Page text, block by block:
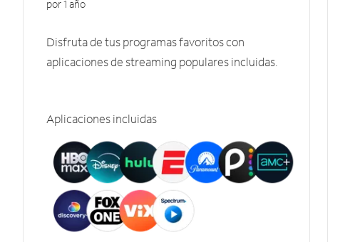
por 1 año
Disfruta de tus programas favoritos con
aplicaciones de streaming populares incluidas.
Aplicaciones incluidas